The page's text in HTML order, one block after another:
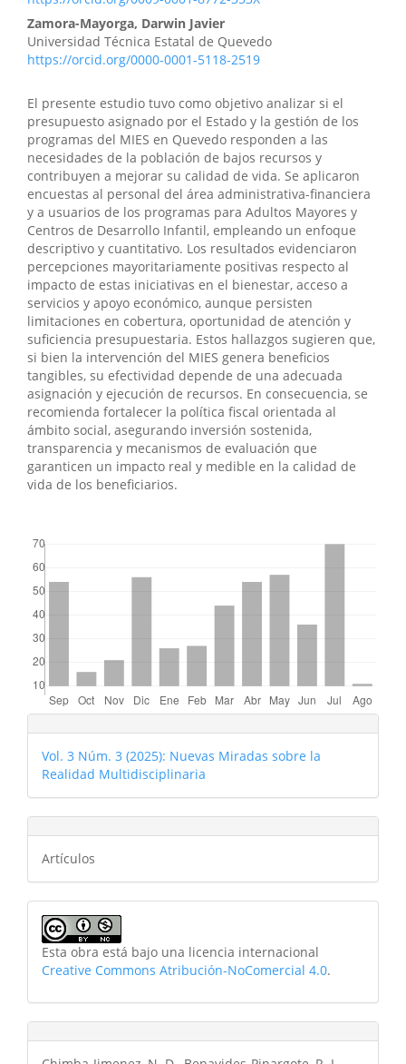
Zamora-Mayorga, Darwin Javier
Universidad Técnica Estatal de Quevedo
https://orcid.org/0000-0001-5118-2519
El presente estudio tuvo como objetivo analizar si el
presupuesto asignado por el Estado y la gestión de los
programas del MIES en Quevedo responden a las
necesidades de la población de bajos recursos y
contribuyen a mejorar su calidad de vida. Se aplicaron
encuestas al personal del área administrativa-financiera
y a usuarios de los programas para Adultos Mayores y
Centros de Desarrollo Infantil, empleando un enfoque
descriptivo y cuantitativo. Los resultados evidenciaron
percepciones mayoritariamente positivas respecto al
impacto de estas iniciativas en el bienestar, acceso a
servicios y apoyo económico, aunque persisten
limitaciones en cobertura, oportunidad de atención y
suficiencia presupuestaria. Estos hallazgos sugieren que,
si bien la intervención del MIES genera beneficios
tangibles, su efectividad depende de una adecuada
asignación y ejecución de recursos. En consecuencia, se
recomienda fortalecer la política fiscal orientada al
ámbito social, asegurando inversión sostenida,
transparencia y mecanismos de evaluación que
garanticen un impacto real y medible en la calidad de
vida de los beneficiarios.
Vol. 3 Núm. 3 (2025): Nuevas Miradas sobre la
Realidad Multidisciplinaria
Artículos
Esta obra está bajo una licencia internacional
Creative Commons Atribución-NoComercial 4.0.